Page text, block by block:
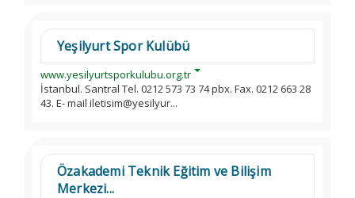
Yeşilyurt Spor Kulübü
www.yesilyurtsporkulubu.org.tr
İstanbul. Santral Tel. 0212 573 73 74 pbx. Fax. 0212 663 28
43. E- mail iletisim@yesilyur...
Özakademi Teknik Eğitim ve Bilişim
Merkezi...